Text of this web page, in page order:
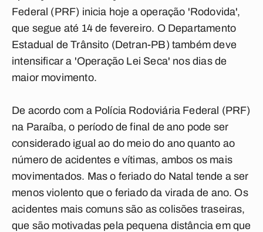
Federal (PRF) inicia hoje a operação 'Rodovida',
que segue até 14 de fevereiro. O Departamento
Estadual de Trânsito (Detran-PB) também deve
intensificar a 'Operação Lei Seca' nos dias de
maior movimento.
De acordo com a Polícia Rodoviária Federal (PRF)
na Paraíba, o período de final de ano pode ser
considerado igual ao do meio do ano quanto ao
número de acidentes e vítimas, ambos os mais
movimentados. Mas o feriado do Natal tende a ser
menos violento que o feriado da virada de ano. Os
acidentes mais comuns são as colisões traseiras,
que são motivadas pela pequena distância em que